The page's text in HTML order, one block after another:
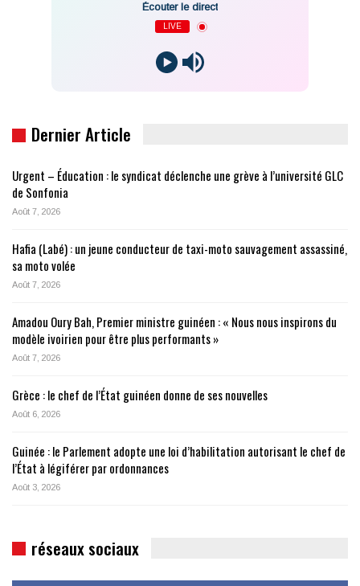
Écouter le direct
LIVE
Dernier Article
Urgent – Éducation : le syndicat déclenche une grève à l’université GLC
de Sonfonia
Août 7, 2026
Hafia (Labé) : un jeune conducteur de taxi-moto sauvagement assassiné,
sa moto volée
Août 7, 2026
Amadou Oury Bah, Premier ministre guinéen : « Nous nous inspirons du
modèle ivoirien pour être plus performants »
Août 7, 2026
Grèce : le chef de l’État guinéen donne de ses nouvelles
Août 6, 2026
Guinée : le Parlement adopte une loi d’habilitation autorisant le chef de
l’État à légiférer par ordonnances
Août 3, 2026
réseaux sociaux